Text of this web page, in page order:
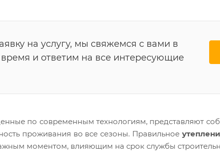
на услугу, мы свяжемся с вами в
и ответим на все интересующие
по современным технологиям, представляют
проживания во все сезоны. Правильное
моментом, влияющим на срок службы